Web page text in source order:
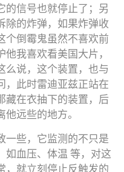
的信号也就停止了；另
除的炸弹，如果炸弹收
个倒霉鬼虽然不喜欢前
我喜欢看美国大片，
么说，这个装置，也与
，此时雷迪亚兹正站在
藏在衣抽下的装置，后
远些的地方。
一些，它监测的不只是
如血压、体温 等，对这
，就立刻停止反触发的